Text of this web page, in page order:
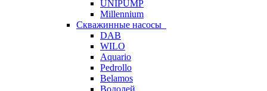
UNIPUMP
Millennium
Скважинные насосы
DAB
WILO
Aquario
Pedrollo
Belamos
Водолей